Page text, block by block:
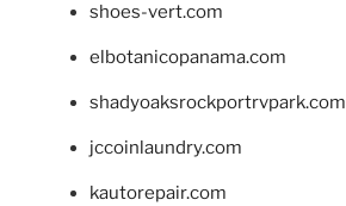
shoes-vert.com
elbotanicopanama.com
shadyoaksrockportrvpark.com
jccoinlaundry.com
kautorepair.com